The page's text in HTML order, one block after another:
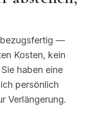
—
Kosten, kein
haben eine
persönlich
Verlängerung.